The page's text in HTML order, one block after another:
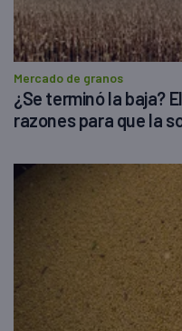
Mercado de granos
¿Se terminó la baja?
razones para que la